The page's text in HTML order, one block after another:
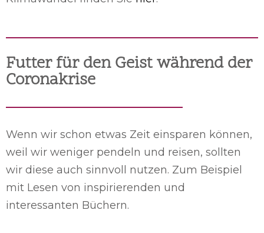
Futter für den Geist während der
Coronakrise
Wenn wir schon etwas Zeit einsparen können,
weil wir weniger pendeln und reisen, sollten
wir diese auch sinnvoll nutzen. Zum Beispiel
mit Lesen von inspirierenden und
interessanten Büchern.